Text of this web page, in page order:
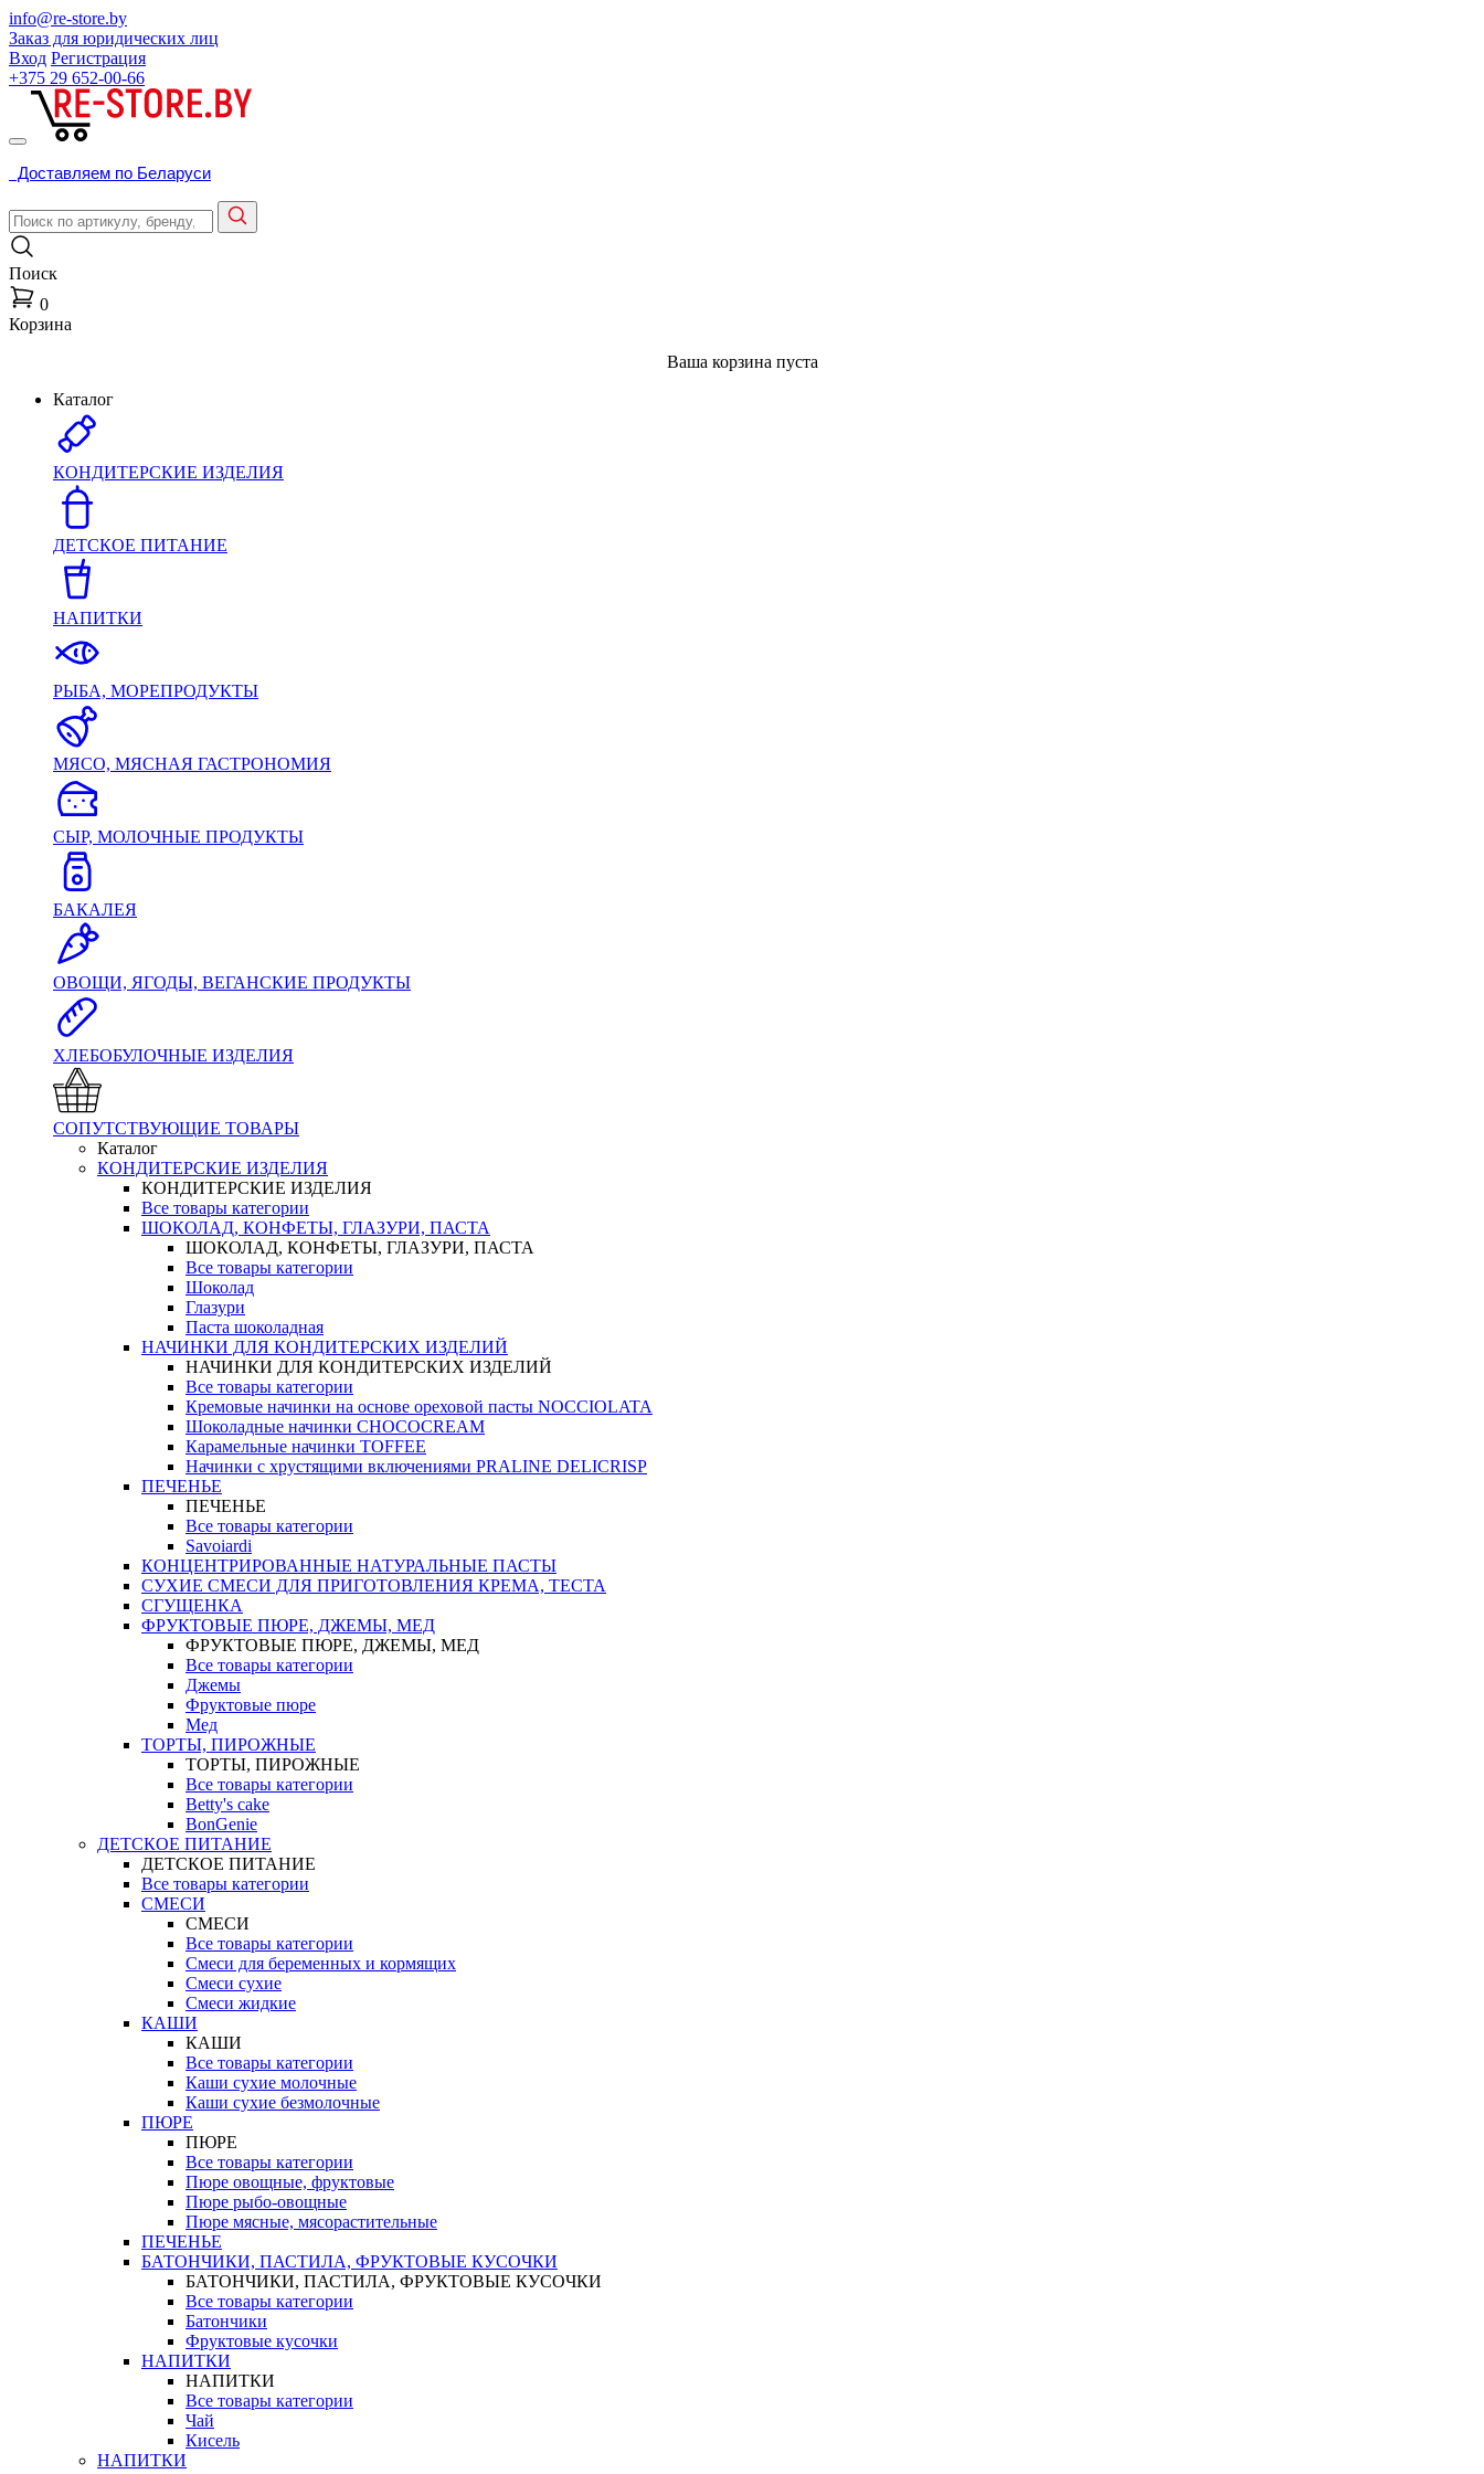
info@re-store.by
Заказ для юридических лиц
Вход Регистрация
+375 29 652-00-66
Доставляем по Беларуси
Поиск
0
Корзина
Ваша корзина пуста
Каталог
КОНДИТЕРСКИЕ ИЗДЕЛИЯ
ДЕТСКОЕ ПИТАНИЕ
НАПИТКИ
РЫБА, МОРЕПРОДУКТЫ
МЯСО, МЯСНАЯ ГАСТРОНОМИЯ
СЫР, МОЛОЧНЫЕ ПРОДУКТЫ
БАКАЛЕЯ
ОВОЩИ, ЯГОДЫ, ВЕГАНСКИЕ ПРОДУКТЫ
ХЛЕБОБУЛОЧНЫЕ ИЗДЕЛИЯ
СОПУТСТВУЮЩИЕ ТОВАРЫ
Каталог
КОНДИТЕРСКИЕ ИЗДЕЛИЯ
КОНДИТЕРСКИЕ ИЗДЕЛИЯ
Все товары категории
ШОКОЛАД, КОНФЕТЫ, ГЛАЗУРИ, ПАСТА
ШОКОЛАД, КОНФЕТЫ, ГЛАЗУРИ, ПАСТА
Все товары категории
Шоколад
Глазури
Паста шоколадная
НАЧИНКИ ДЛЯ КОНДИТЕРСКИХ ИЗДЕЛИЙ
НАЧИНКИ ДЛЯ КОНДИТЕРСКИХ ИЗДЕЛИЙ
Все товары категории
Кремовые начинки на основе ореховой пасты NOCCIOLATA
Шоколадные начинки CHOCOCREAM
Карамельные начинки TOFFEE
Начинки с хрустящими включениями PRALINE DELICRISP
ПЕЧЕНЬЕ
ПЕЧЕНЬЕ
Все товары категории
Savoiardi
КОНЦЕНТРИРОВАННЫЕ НАТУРАЛЬНЫЕ ПАСТЫ
СУХИЕ СМЕСИ ДЛЯ ПРИГОТОВЛЕНИЯ КРЕМА, ТЕСТА
СГУЩЕНКА
ФРУКТОВЫЕ ПЮРЕ, ДЖЕМЫ, МЕД
ФРУКТОВЫЕ ПЮРЕ, ДЖЕМЫ, МЕД
Все товары категории
Джемы
Фруктовые пюре
Мед
ТОРТЫ, ПИРОЖНЫЕ
ТОРТЫ, ПИРОЖНЫЕ
Все товары категории
Betty's cake
BonGenie
ДЕТСКОЕ ПИТАНИЕ
ДЕТСКОЕ ПИТАНИЕ
Все товары категории
СМЕСИ
СМЕСИ
Все товары категории
Смеси для беременных и кормящих
Смеси сухие
Смеси жидкие
КАШИ
КАШИ
Все товары категории
Каши сухие молочные
Каши сухие безмолочные
ПЮРЕ
ПЮРЕ
Все товары категории
Пюре овощные, фруктовые
Пюре рыбо-овощные
Пюре мясные, мясорастительные
ПЕЧЕНЬЕ
БАТОНЧИКИ, ПАСТИЛА, ФРУКТОВЫЕ КУСОЧКИ
БАТОНЧИКИ, ПАСТИЛА, ФРУКТОВЫЕ КУСОЧКИ
Все товары категории
Батончики
Фруктовые кусочки
НАПИТКИ
НАПИТКИ
Все товары категории
Чай
Кисель
НАПИТКИ